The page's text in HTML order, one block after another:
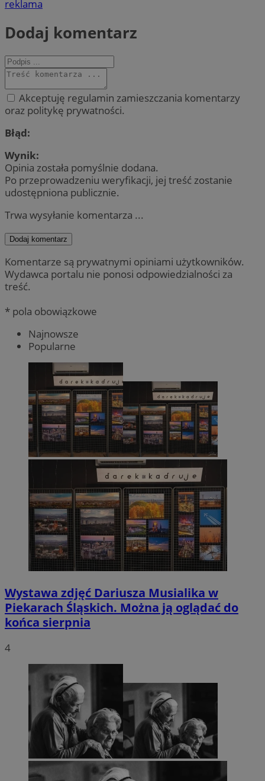
reklama
Dodaj komentarz
Akceptuję regulamin zamieszczania komentarzy
oraz politykę prywatności.
Błąd:
Wynik:
Opinia została pomyślnie dodana.
Po przeprowadzeniu weryfikacji, jej treść zostanie
udostępniona publicznie.
Trwa wysyłanie komentarza ...
Dodaj komentarz
Komentarze są prywatnymi opiniami użytkowników.
Wydawca portalu nie ponosi odpowiedzialności za
treść.
* pola obowiązkowe
Najnowsze
Popularne
Wystawa zdjęć Dariusza Musialika w
Piekarach Śląskich. Można ją oglądać do
końca sierpnia
4